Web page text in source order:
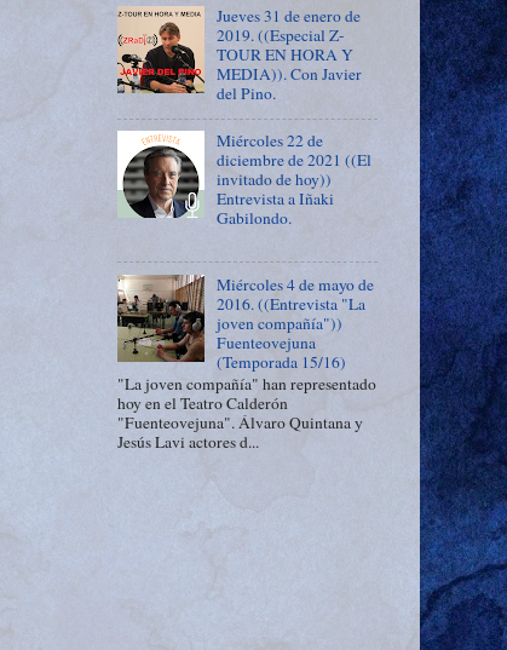
Jueves 31 de enero de
2019. ((Especial Z-
TOUR EN HORA Y
MEDIA)). Con Javier
del Pino.
Miércoles 22 de
diciembre de 2021 ((El
invitado de hoy))
Entrevista a Iñaki
Gabilondo.
Miércoles 4 de mayo de
2016. ((Entrevista "La
joven compañía"))
Fuenteovejuna
(Temporada 15/16)
"La joven compañía" han representado
hoy en el Teatro Calderón
"Fuenteovejuna". Álvaro Quintana y
Jesús Lavi actores d...